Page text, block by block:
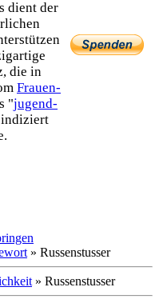
dient der
die in
Frauen­
"jugend­
» Russenstusser
» Russenstusser